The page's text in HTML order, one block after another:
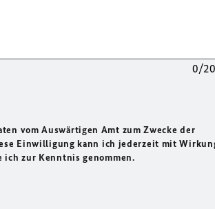
0/
vom Auswärtigen Amt zum Zwecke der
Einwilligung kann ich jederzeit mit
zur Kenntnis genommen.